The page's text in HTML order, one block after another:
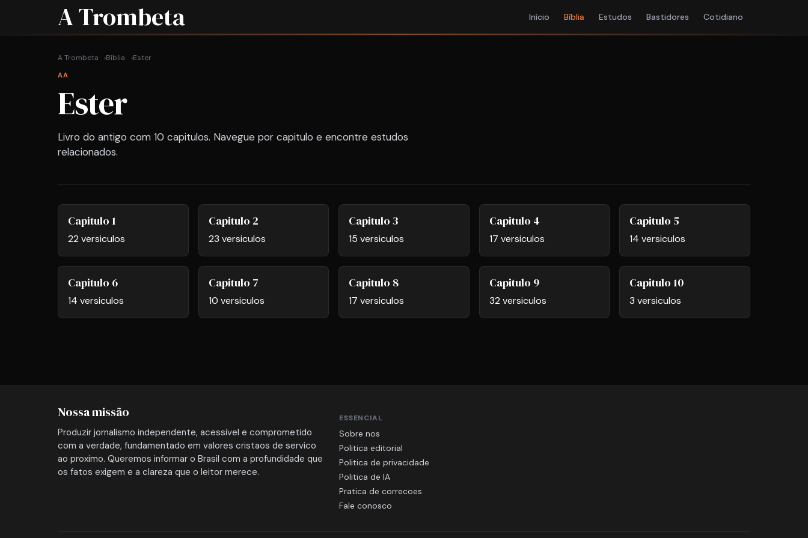
A Trombeta Início Bíblia Estudos Bastidores Cotidiano
A Trombeta Bíblia Ester
AA
Ester
Livro do antigo com 10 capitulos. Navegue por capitulo e encontre estudos
relacionados.
Capitulo 1
22 versiculos
Capitulo 2
23 versiculos
Capitulo 3
15 versiculos
Capitulo 4
17 versiculos
Capitulo 5
14 versiculos
Capitulo 6
14 versiculos
Capitulo 7
10 versiculos
Capitulo 8
17 versiculos
Capitulo 9
32 versiculos
Capitulo 10
3 versiculos
Nossa missão
Produzir jornalismo independente, acessivel e comprometido
com a verdade, fundamentado em valores cristaos de servico
ao proximo. Queremos informar o Brasil com a profundidade que
os fatos exigem e a clareza que o leitor merece.
ESSENCIAL
Sobre nos
Politica editorial
Politica de privacidade
Politica de IA
Pratica de correcoes
Fale conosco